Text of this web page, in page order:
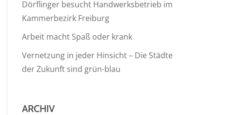
Dörflinger besucht Handwerksbetrieb im
Kammerbezirk Freiburg
Arbeit macht Spaß oder krank
Vernetzung in jeder Hinsicht – Die Städte
der Zukunft sind grün-blau
ARCHIV